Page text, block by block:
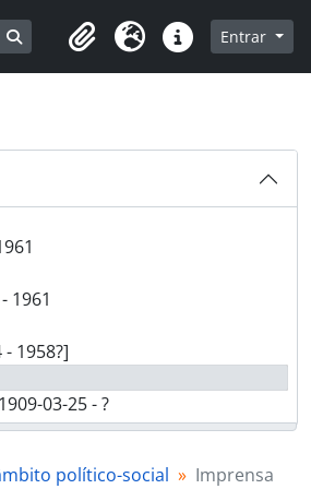
Busque na página de navegação
Clipboard
Idioma Ligações rápidas
Entrar
1961
1958?]
03-25 - ?
06-02 - ?
político-social Imprensa